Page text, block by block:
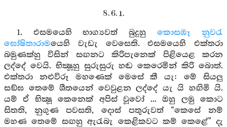
8. 6. 1.
1. එසමයෙහි භාග්‍යවත් බුදුහුකොසඹෑ නුවරැ
ඝෝෂිතාරාමයෙහි වැඩැ වෙසෙති. එසමයෙහි එක්තරා
බමුණක්හු විසින් සඟනට කිරිපැනෙක් පිළියෙළ කරන
ලද්දේ වෙයි. භික්‍ෂූහු සුරුසුරු හඬ කෙරෙමින් කිරි බොත්.
එක්තරා නළුවිරූ මහණෙක් මෙසේ කී යැ: මේ සියලු
සඞ්ඝ තෙමේ ශීතයෙන් වෙවුළන ලද්දේ යැ යි හඟිමි යි.
යම් ඒ භික්‍ෂූ කෙනෙක් අපිස් වූවෝ ... ඔහු ලමු කොට
සිතති, නුගුණ පවසති, දොස් පතුරුවත් “කෙසේ නම්
මහණ තෙමේ සඟහු ඇරැබැ කෙළිකවට කම් කෙළේ” දැ